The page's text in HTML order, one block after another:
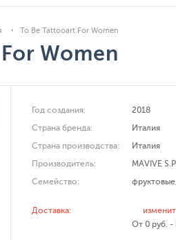
To Be Tattooart For Women
Women
Год создания:
2018
Страна бренда:
Италия
Страна производства:
Италия
Производитель:
MAVIVE
Семейство:
фруктовые,
Доставка:
От 0 руб. -